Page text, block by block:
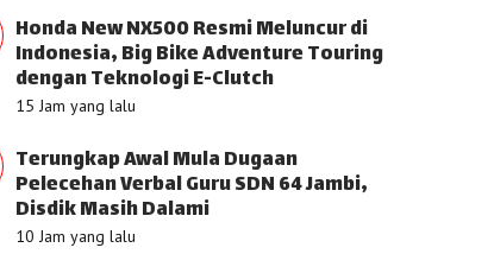
Honda New NX500 Resmi Meluncur di
Indonesia, Big Bike Adventure Touring
dengan Teknologi E-Clutch
15 Jam yang lalu
Terungkap Awal Mula Dugaan
Pelecehan Verbal Guru SDN 64 Jambi,
Disdik Masih Dalami
10 Jam yang lalu